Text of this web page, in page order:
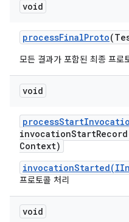
void
processFinalProto
모든 결과가 포함된 최종 프로
void
processStart
invocationStartRecord
Context)
프로토콜 처리
void